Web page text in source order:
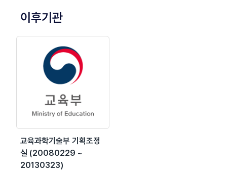
이후기관
교육과학기술부 기획조정
실 (20080229 ~
20130323)